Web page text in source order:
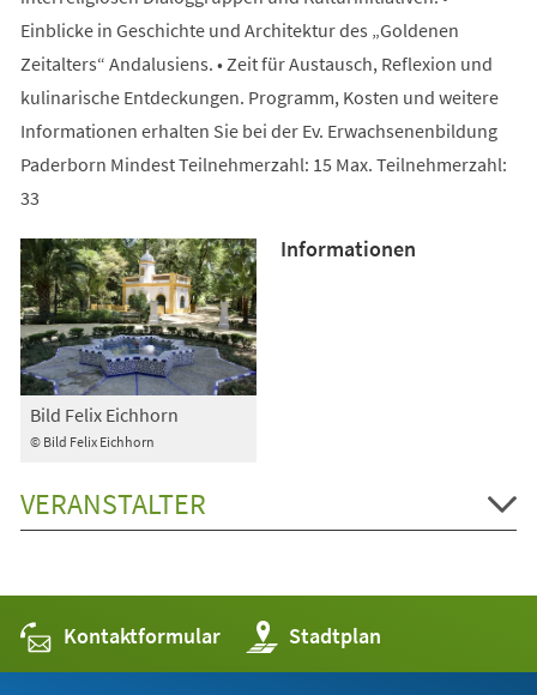
Einblicke in Geschichte und Architektur des „Goldenen
Zeitalters“ Andalusiens. • Zeit für Austausch, Reflexion und
kulinarische Entdeckungen. Programm, Kosten und weitere
Informationen erhalten Sie bei der Ev. Erwachsenenbildung
Paderborn Mindest Teilnehmerzahl: 15 Max. Teilnehmerzahl:
33
© Bild Felix Eichhorn
Bild Felix Eichhorn
Informationen
VERANSTALTER
Kontaktformular Stadtplan
(Öffnet
in
einem